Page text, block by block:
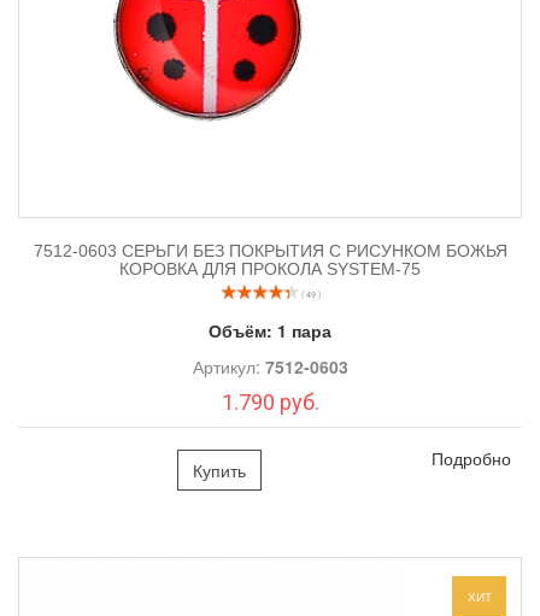
7512-0603 СЕРЬГИ БЕЗ ПОКРЫТИЯ С РИСУНКОМ БОЖЬЯ
КОРОВКА ДЛЯ ПРОКОЛА SYSTEM-75
( 49 )
Объём: 1 пара
Артикул: 7512-0603
1.790 руб.
Купить Подробно
ХИТ